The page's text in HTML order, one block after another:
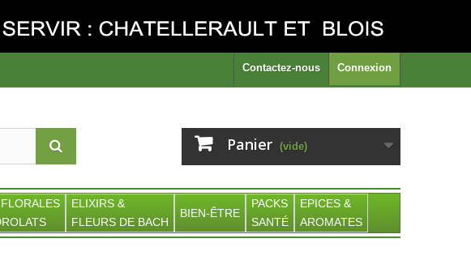
Connexion
Contactez-nous
Panier (vide)
ELIXIRS &
FLEURS DE BACH
BIEN-ÊTRE
PACKS
SANTÉ
EPICES &
AROMATES